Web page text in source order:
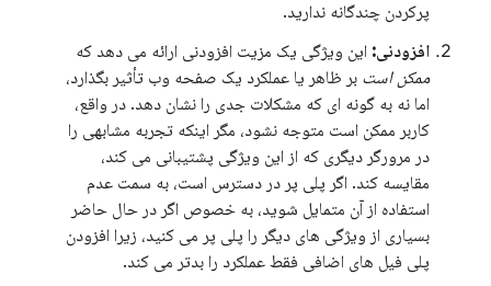
پرکردن چندگانه ندارید.
افزودنی: این ویژگی یک مزیت افزودنی ارائه می دهد که
ممکن است بر ظاهر یا عملکرد یک صفحه وب تأثیر بگذارد،
اما نه به گونه ای که مشکلات جدی را نشان دهد. در واقع،
کاربر ممکن است متوجه نشود، مگر اینکه تجربه مشابهی را
در مرورگر دیگری که از این ویژگی پشتیبانی می کند،
مقایسه کند. اگر پلی پر در دسترس است، به سمت عدم
استفاده از آن متمایل شوید، به خصوص اگر در حال حاضر
بسیاری از ویژگی های دیگر را پلی پر می کنید، زیرا افزودن
پلی فیل های اضافی فقط عملکرد را بدتر می کند.